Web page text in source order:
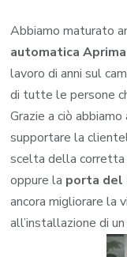
Abbiamo maturato
automatica
lavoro di anni sul
di tutte le persone
Grazie a ciò
supportare la
scelta della corretta
oppure la porta del
ancora migliorare la
all’installazione di un